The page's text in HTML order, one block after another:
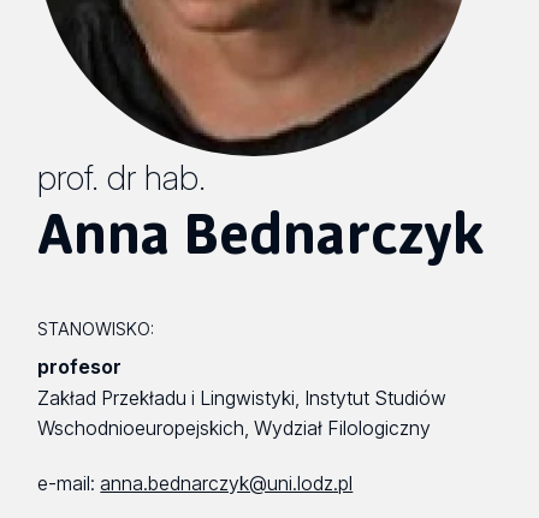
prof. dr hab.
Anna Bednarczyk
STANOWISKO:
profesor
Zakład Przekładu i Lingwistyki, Instytut Studiów
Wschodnioeuropejskich, Wydział Filologiczny
e-mail:anna.bednarczyk@uni.lodz.pl